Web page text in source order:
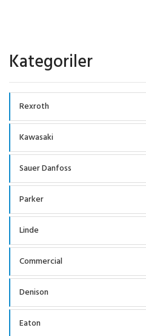
Kategoriler
Rexroth
Kawasaki
Sauer Danfoss
Parker
Linde
Commercial
Denison
Eaton